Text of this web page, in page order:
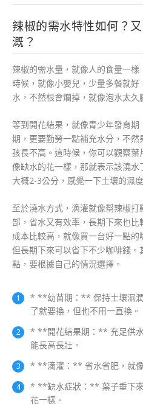
辣椒的需水特性如何？
溉？
辣椒的需水量，就像人的食量一
時候，就像小嬰兒，少量多餐就
水，不然根會爛掉，就像泡水太久
等到開花結果，就像青少年發育
期，更要勤勞一點補充水分，不
孩長不高。這時候，你可以觀察
像缺水的花一樣，那就表示該澆
大概2-3公分，感覺一下土壤的濕
至於澆水方式，滴灌就像幫辣椒
部，省水又有效率，長期下來也
成本比較高，就像買一台好一點的
但長期下來可以省下不少咖啡錢
點，要根據自己的情況選擇。
* **幼苗期：** 保持土壤濕
了就要換，但也不用一直換。
* **開花結果期：** 充足供
能長高長壯。
* **滴灌：** 省水省肥，就
* **缺水症狀：** 葉子垂下
花一樣。